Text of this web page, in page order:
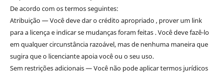
De acordo com os termos seguintes:
Atribuição — Você deve dar o crédito apropriado , prover um link
para a licença e indicar se mudanças foram feitas . Você deve fazê-lo
em qualquer circunstância razoável, mas de nenhuma maneira que
sugira que o licenciante apoia você ou o seu uso.
Sem restrições adicionais — Você não pode aplicar termos jurídicos